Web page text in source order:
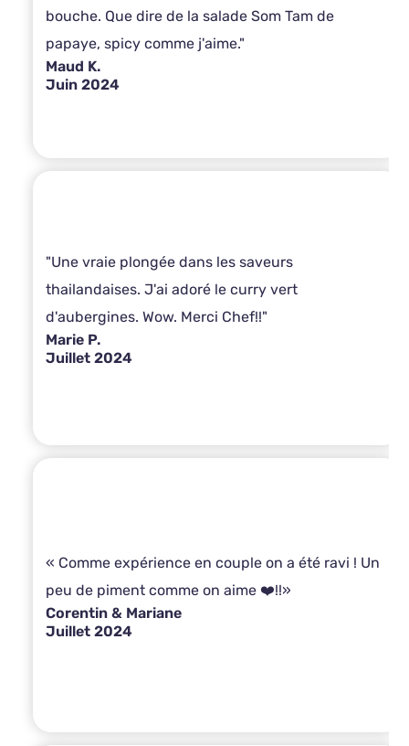
bouche. Que dire de la salade Som Tam de
papaye, spicy comme j'aime."
Maud K.
Juin 2024
"Une vraie plongée dans les saveurs
thailandaises. J'ai adoré le curry vert
d'aubergines. Wow. Merci Chef!!"
Marie P.
Juillet 2024
« Comme expérience en couple on a été ravi ! Un
peu de piment comme on aime ❤️!!»
Corentin & Mariane
Juillet 2024